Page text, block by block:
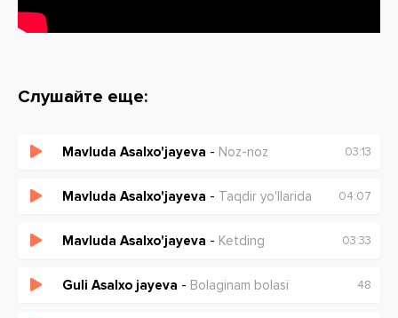
Слушайте еще:
Mavluda Asalxo'jayeva - Noz-noz 03:13
Mavluda Asalxo'jayeva - Taqdir yo'llarida 04:07
Mavluda Asalxo'jayeva - Ketding 03:33
Guli Asalxo jayeva - Bolaginam bolasi 48